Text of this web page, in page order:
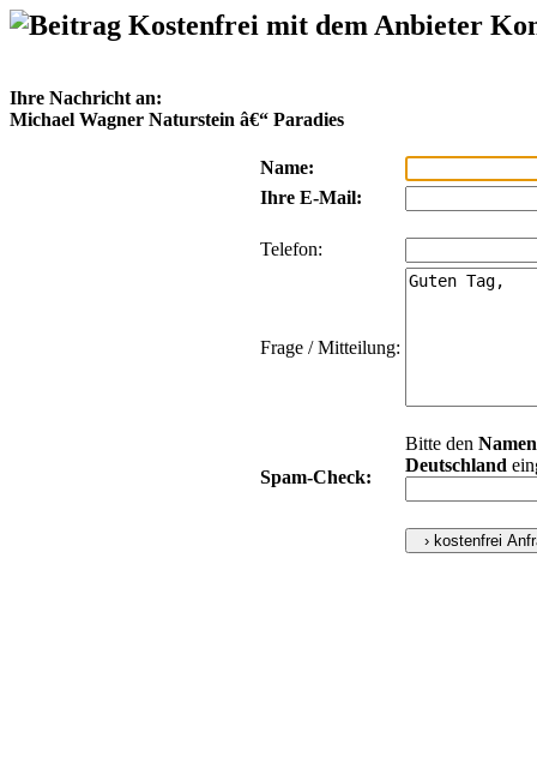
Kostenfrei mit dem Anbieter
Ihre Nachricht an:
Michael Wagner Naturstein â€“ Paradies
Name:
Ihre E-Mail:
Telefon:
Frage / Mitteilung:
Spam-Check:
Bitte den Namen
Deutschland